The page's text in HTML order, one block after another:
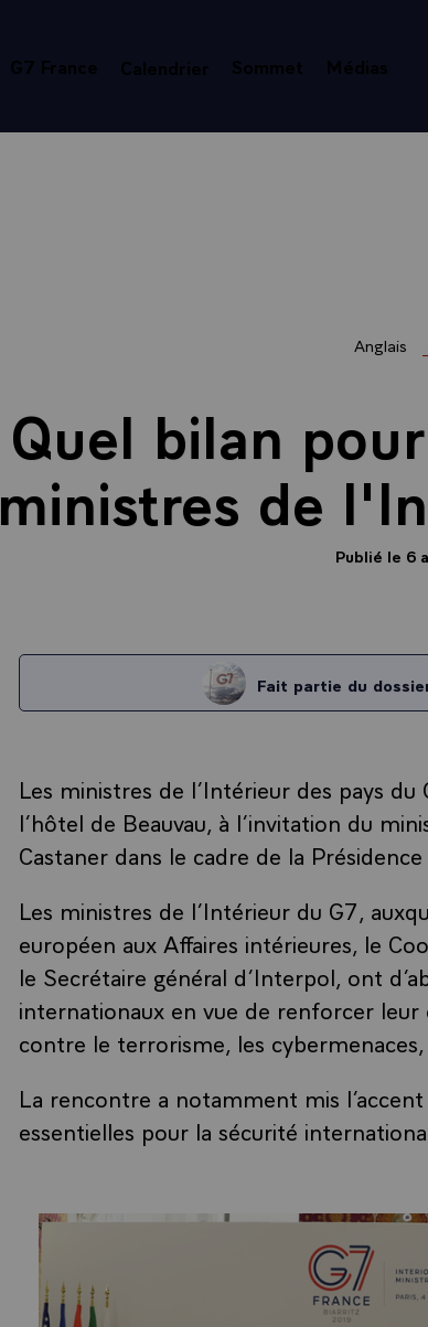
G7 France Calendrier Sommet Médias
Anglais
Quel bilan
ministres de
Publié le 6
Fait partie du
Les ministres de l’Intérieur des pays du
l’hôtel de Beauvau, à l’invitation du
Castaner dans le cadre de la
Les ministres de l’Intérieur du G7,
européen aux Affaires intérieures, le
le Secrétaire général d’Interpol, ont
internationaux en vue de renforcer
contre le terrorisme, les
La rencontre a notamment mis
essentielles pour la sécurité